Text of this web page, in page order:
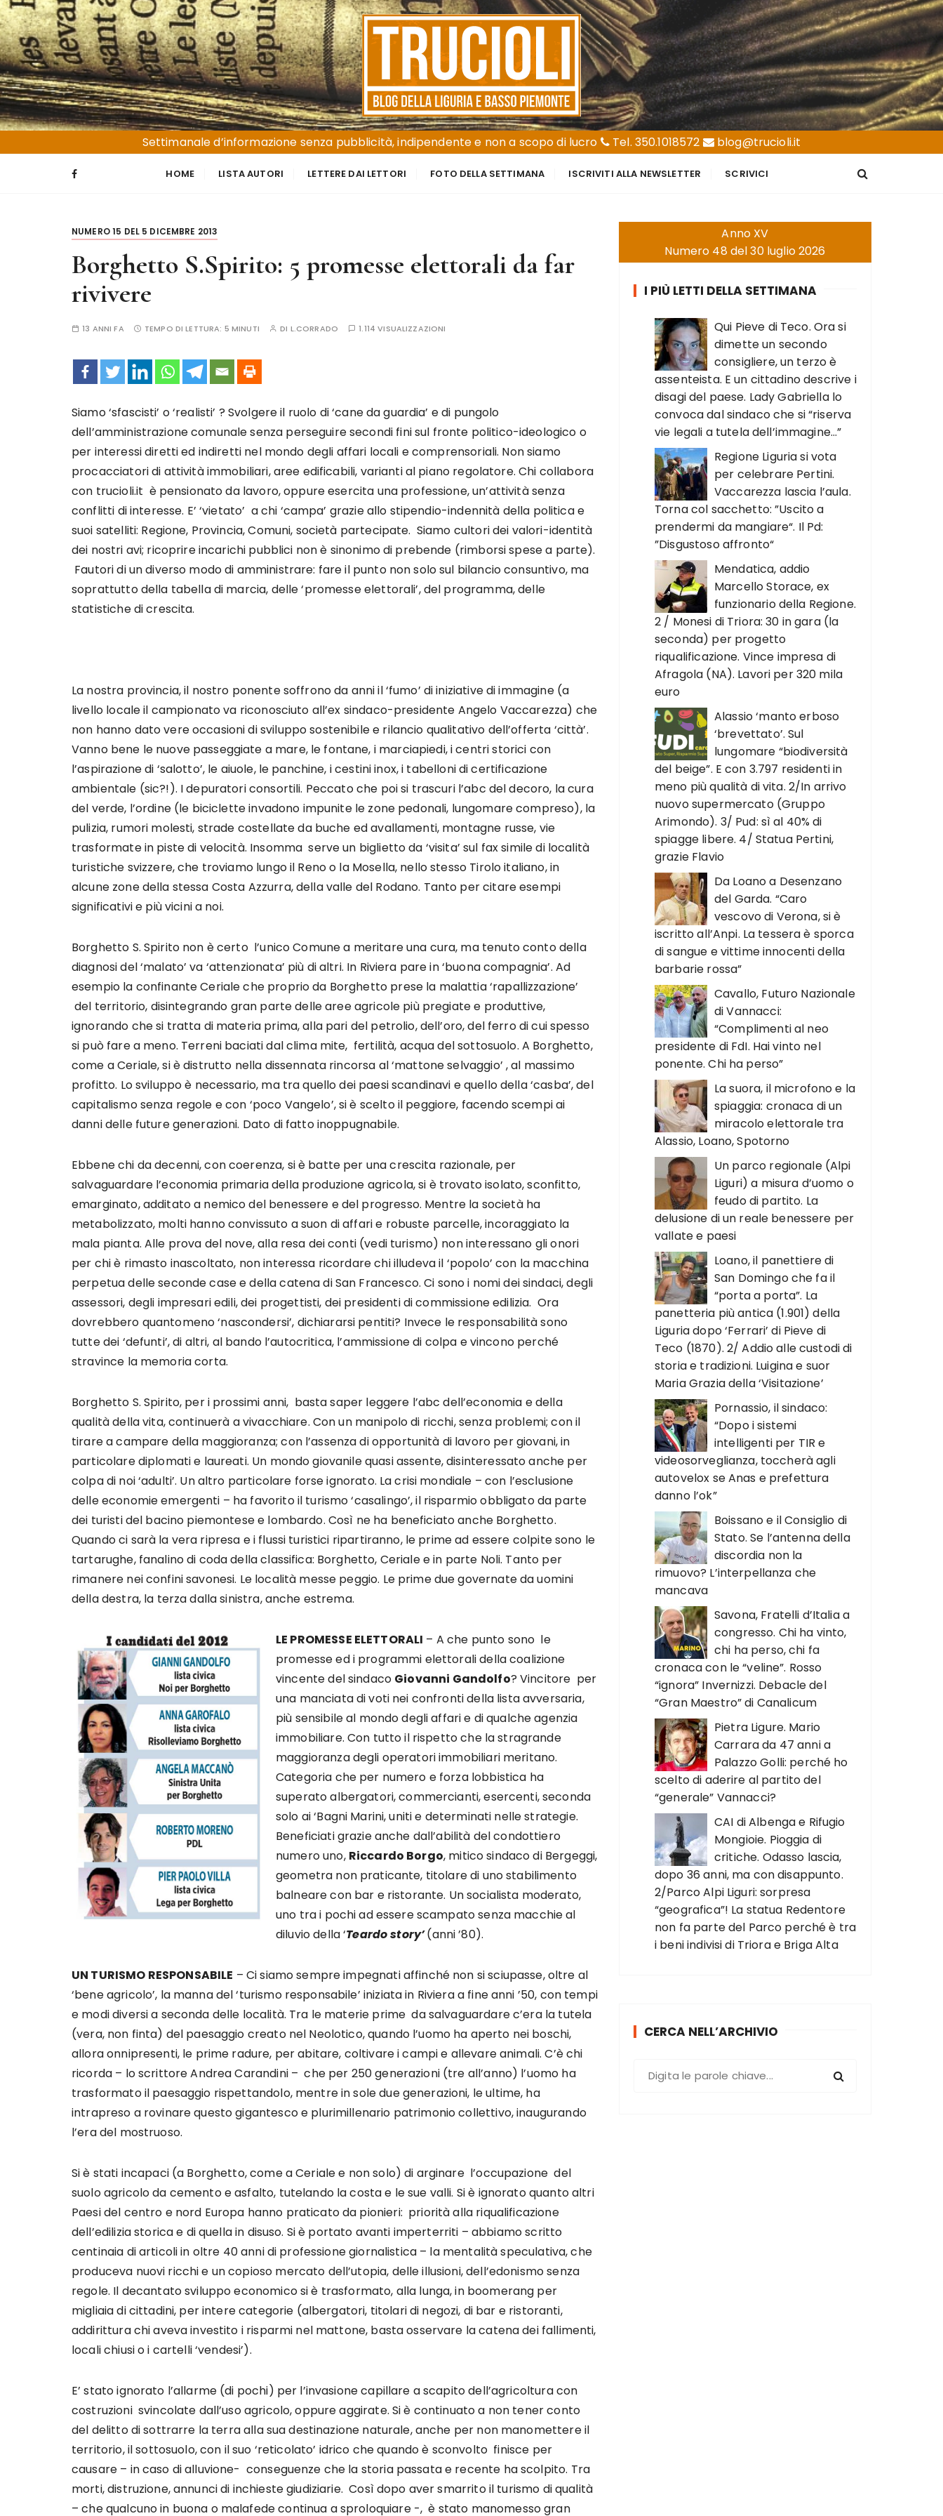
S
a
l
t
a
a
l
c
Trucioli
Liguria e Basso Piemonte
Settimanale d’informazione senza pubblicità, indipendente e non a scopo di lucro
Tel. 350.1018572 blog@trucioli.it
HOME LISTA AUTORI LETTERE DAI LETTORI FOTO DELLA SETTIMANA ISCRIVITI ALLA NEWSLETTER SCRIVICI
NUMERO 15 DEL 5 DICEMBRE 2013
Borghetto S.Spirito: 5 promesse elettorali da far
rivivere
13 ANNI FA TEMPO DI LETTURA: 5 MINUTI DI L.CORRADO 1.114 VISUALIZZAZIONI
Siamo ‘sfascisti’ o ‘realisti’ ? Svolgere il ruolo di ‘cane da guardia’ e di pungolo
dell’amministrazione comunale senza perseguire secondi fini sul fronte politico-ideologico o
per interessi diretti ed indiretti nel mondo degli affari locali e comprensoriali. Non siamo
procacciatori di attività immobiliari, aree edificabili, varianti al piano regolatore. Chi collabora
con trucioli.it è pensionato da lavoro, oppure esercita una professione, un’attività senza
conflitti di interesse. E’ ‘vietato’ a chi ‘campa’ grazie allo stipendio-indennità della politica e
suoi satelliti: Regione, Provincia, Comuni, società partecipate. Siamo cultori dei valori-identità
dei nostri avi; ricoprire incarichi pubblici non è sinonimo di prebende (rimborsi spese a parte).
Fautori di un diverso modo di amministrare: fare il punto non solo sul bilancio consuntivo, ma
soprattutto della tabella di marcia, delle ‘promesse elettorali’, del programma, delle
statistiche di crescita.
La nostra provincia, il nostro ponente soffrono da anni il ‘fumo’ di iniziative di immagine (a
livello locale il campionato va riconosciuto all’ex sindaco-presidente Angelo Vaccarezza) che
non hanno dato vere occasioni di sviluppo sostenibile e rilancio qualitativo dell’offerta ‘città’.
Vanno bene le nuove passeggiate a mare, le fontane, i marciapiedi, i centri storici con
l’aspirazione di ‘salotto’, le aiuole, le panchine, i cestini inox, i tabelloni di certificazione
ambientale (sic?!). I depuratori consortili. Peccato che poi si trascuri l’abc del decoro, la cura
del verde, l’ordine (le biciclette invadono impunite le zone pedonali, lungomare compreso), la
pulizia, rumori molesti, strade costellate da buche ed avallamenti, montagne russe, vie
trasformate in piste di velocità. Insomma serve un biglietto da ‘visita’ sul fax simile di località
turistiche svizzere, che troviamo lungo il Reno o la Mosella, nello stesso Tirolo italiano, in
alcune zone della stessa Costa Azzurra, della valle del Rodano. Tanto per citare esempi
significativi e più vicini a noi.
Borghetto S. Spirito non è certo l’unico Comune a meritare una cura, ma tenuto conto della
diagnosi del ‘malato’ va ‘attenzionata’ più di altri. In Riviera pare in ‘buona compagnia’. Ad
esempio la confinante Ceriale che proprio da Borghetto prese la malattia ‘rapallizzazione’
del territorio, disintegrando gran parte delle aree agricole più pregiate e produttive,
ignorando che si tratta di materia prima, alla pari del petrolio, dell’oro, del ferro di cui spesso
si può fare a meno. Terreni baciati dal clima mite, fertilità, acqua del sottosuolo. A Borghetto,
come a Ceriale, si è distrutto nella dissennata rincorsa al ‘mattone selvaggio’ , al massimo
profitto. Lo sviluppo è necessario, ma tra quello dei paesi scandinavi e quello della ‘casba’, del
capitalismo senza regole e con ‘poco Vangelo’, si è scelto il peggiore, facendo scempi ai
danni delle future generazioni. Dato di fatto inoppugnabile.
Ebbene chi da decenni, con coerenza, si è batte per una crescita razionale, per
salvaguardare l’economia primaria della produzione agricola, si è trovato isolato, sconfitto,
emarginato, additato a nemico del benessere e del progresso. Mentre la società ha
metabolizzato, molti hanno convissuto a suon di affari e robuste parcelle, incoraggiato la
mala pianta. Alle prova del nove, alla resa dei conti (vedi turismo) non interessano gli onori
per chi è rimasto inascoltato, non interessa ricordare chi illudeva il ‘popolo’ con la macchina
perpetua delle seconde case e della catena di San Francesco. Ci sono i nomi dei sindaci, degli
assessori, degli impresari edili, dei progettisti, dei presidenti di commissione edilizia. Ora
dovrebbero quantomeno ‘nascondersi’, dichiararsi pentiti? Invece le responsabilità sono
tutte dei ‘defunti’, di altri, al bando l’autocritica, l’ammissione di colpa e vincono perché
stravince la memoria corta.
Borghetto S. Spirito, per i prossimi anni, basta saper leggere l’abc dell’economia e della
qualità della vita, continuerà a vivacchiare. Con un manipolo di ricchi, senza problemi; con il
tirare a campare della maggioranza; con l’assenza di opportunità di lavoro per giovani, in
particolare diplomati e laureati. Un mondo giovanile quasi assente, disinteressato anche per
colpa di noi ‘adulti’. Un altro particolare forse ignorato. La crisi mondiale – con l’esclusione
delle economie emergenti – ha favorito il turismo ‘casalingo’, il risparmio obbligato da parte
dei turisti del bacino piemontese e lombardo. Così ne ha beneficiato anche Borghetto.
Quando ci sarà la vera ripresa e i flussi turistici ripartiranno, le prime ad essere colpite sono le
tartarughe, fanalino di coda della classifica: Borghetto, Ceriale e in parte Noli. Tanto per
rimanere nei confini savonesi. Le località messe peggio. Le prime due governate da uomini
della destra, la terza dalla sinistra, anche estrema.
LE PROMESSE ELETTORALI – A che punto sono le
promesse ed i programmi elettorali della coalizione
vincente del sindaco Giovanni Gandolfo? Vincitore per
una manciata di voti nei confronti della lista avversaria,
più sensibile al mondo degli affari e di qualche agenzia
immobiliare. Con tutto il rispetto che la stragrande
maggioranza degli operatori immobiliari meritano.
Categoria che per numero e forza lobbistica ha
superato albergatori, commercianti, esercenti, seconda
solo ai ‘Bagni Marini, uniti e determinati nelle strategie.
Beneficiati grazie anche dall’abilità del condottiero
numero uno, Riccardo Borgo, mitico sindaco di Bergeggi,
geometra non praticante, titolare di uno stabilimento
balneare con bar e ristorante. Un socialista moderato,
uno tra i pochi ad essere scampato senza macchie al
diluvio della ‘Teardo story’(anni ’80).
UN TURISMO RESPONSABILE – Ci siamo sempre impegnati affinché non si sciupasse, oltre al
‘bene agricolo’, la manna del ‘turismo responsabile’ iniziata in Riviera a fine anni ’50, con tempi
e modi diversi a seconda delle località. Tra le materie prime da salvaguardare c’era la tutela
(vera, non finta) del paesaggio creato nel Neolotico, quando l’uomo ha aperto nei boschi,
allora onnipresenti, le prime radure, per abitare, coltivare i campi e allevare animali. C’è chi
ricorda – lo scrittore Andrea Carandini – che per 250 generazioni (tre all’anno) l’uomo ha
trasformato il paesaggio rispettandolo, mentre in sole due generazioni, le ultime, ha
intrapreso a rovinare questo gigantesco e plurimillenario patrimonio collettivo, inaugurando
l’era del mostruoso.
Si è stati incapaci (a Borghetto, come a Ceriale e non solo) di arginare l’occupazione del
suolo agricolo da cemento e asfalto, tutelando la costa e le sue valli. Si è ignorato quanto altri
Paesi del centro e nord Europa hanno praticato da pionieri: priorità alla riqualificazione
dell’edilizia storica e di quella in disuso. Si è portato avanti imperterriti – abbiamo scritto
centinaia di articoli in oltre 40 anni di professione giornalistica – la mentalità speculativa, che
produceva nuovi ricchi e un copioso mercato dell’utopia, delle illusioni, dell’edonismo senza
regole. Il decantato sviluppo economico si è trasformato, alla lunga, in boomerang per
migliaia di cittadini, per intere categorie (albergatori, titolari di negozi, di bar e ristoranti,
addirittura chi aveva investito i risparmi nel mattone, basta osservare la catena dei fallimenti,
locali chiusi o i cartelli ‘vendesi’).
E’ stato ignorato l’allarme (di pochi) per l’invasione capillare a scapito dell’agricoltura con
costruzioni svincolate dall’uso agricolo, oppure aggirate. Si è continuato a non tener conto
del delitto di sottrarre la terra alla sua destinazione naturale, anche per non manomettere il
territorio, il sottosuolo, con il suo ‘reticolato’ idrico che quando è sconvolto finisce per
causare – in caso di alluvione- conseguenze che la storia passata e recente ha scolpito. Tra
morti, distruzione, annunci di inchieste giudiziarie. Così dopo aver smarrito il turismo di qualità
– che qualcuno in buona o malafede continua a sproloquiare -, è stato manomesso gran
Anno XV
Numero 48 del 30 luglio 2026
I PIÙ LETTI DELLA SETTIMANA
Qui Pieve di Teco. Ora si
dimette un secondo
consigliere, un terzo è
assenteista. E un cittadino descrive i
disagi del paese. Lady Gabriella lo
convoca dal sindaco che si “riserva
vie legali a tutela dell’immagine…”
Regione Liguria si vota
per celebrare Pertini.
Vaccarezza lascia l’aula.
Torna col sacchetto: ”Uscito a
prendermi da mangiare“. Il Pd:
”Disgustoso affronto“
Mendatica, addio
Marcello Storace, ex
funzionario della Regione.
2 / Monesi di Triora: 30 in gara (la
seconda) per progetto
riqualificazione. Vince impresa di
Afragola (NA). Lavori per 320 mila
euro
Alassio ‘manto erboso
‘brevettato’. Sul
lungomare “biodiversità
del beige”. E con 3.797 residenti in
meno più qualità di vita. 2/In arrivo
nuovo supermercato (Gruppo
Arimondo). 3/ Pud: sì al 40% di
spiagge libere. 4/ Statua Pertini,
grazie Flavio
Da Loano a Desenzano
del Garda. “Caro
vescovo di Verona, si è
iscritto all’Anpi. La tessera è sporca
di sangue e vittime innocenti della
barbarie rossa”
Cavallo, Futuro Nazionale
di Vannacci:
“Complimenti al neo
presidente di FdI. Hai vinto nel
ponente. Chi ha perso”
La suora, il microfono e la
spiaggia: cronaca di un
miracolo elettorale tra
Alassio, Loano, Spotorno
Un parco regionale (Alpi
Liguri) a misura d’uomo o
feudo di partito. La
delusione di un reale benessere per
vallate e paesi
Loano, il panettiere di
San Domingo che fa il
“porta a porta”. La
panetteria più antica (1.901) della
Liguria dopo ‘Ferrari’ di Pieve di
Teco (1870). 2/ Addio alle custodi di
storia e tradizioni. Luigina e suor
Maria Grazia della ‘Visitazione’
Pornassio, il sindaco:
“Dopo i sistemi
intelligenti per TIR e
videosorveglianza, toccherà agli
autovelox se Anas e prefettura
danno l’ok”
Boissano e il Consiglio di
Stato. Se l’antenna della
discordia non la
rimuovo? L’interpellanza che
mancava
Savona, Fratelli d’Italia a
congresso. Chi ha vinto,
chi ha perso, chi fa
cronaca con le “veline”. Rosso
“ignora” Invernizzi. Debacle del
“Gran Maestro” di Canalicum
Pietra Ligure. Mario
Carrara da 47 anni a
Palazzo Golli: perché ho
scelto di aderire al partito del
“generale” Vannacci?
CAI di Albenga e Rifugio
Mongioie. Pioggia di
critiche. Odasso lascia,
dopo 36 anni, ma con disappunto.
2/Parco Alpi Liguri: sorpresa
“geografica”! La statua Redentore
non fa parte del Parco perché è tra
i beni indivisi di Triora e Briga Alta
CERCA NELL’ARCHIVIO